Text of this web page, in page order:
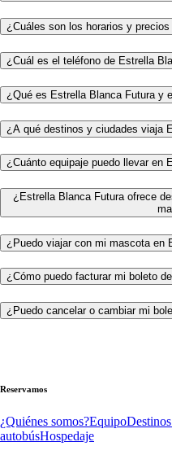
¿Cuáles son los horarios y
¿Cuál es el teléfono de Estrella
¿Qué es Estrella Blanca Futura y
¿A qué destinos y ciudades viaja
¿Cuánto equipaje puedo llevar en
¿Estrella Blanca Futura ofrece
¿Puedo viajar con mi mascota en
¿Cómo puedo facturar mi boleto
¿Puedo cancelar o cambiar mi
Reservamos
¿Quiénes somos?Equipo
autobúsHospedaje